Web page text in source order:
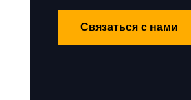
Связаться с нами